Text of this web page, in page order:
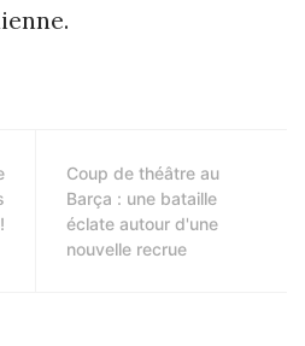
Coup de théâtre au
Barça : une bataille
éclate autour d'une
nouvelle recrue